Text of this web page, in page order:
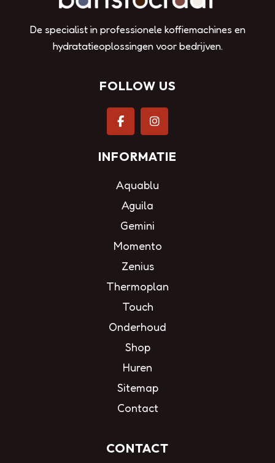
De specialist in professionele koffiemachines en
hydratatieoplossingen voor bedrijven.
FOLLOW US
INFORMATIE
Aquablu
Aguila
Gemini
Momento
Zenius
Thermoplan
Touch
Onderhoud
Shop
Huren
Sitemap
Contact
CONTACT